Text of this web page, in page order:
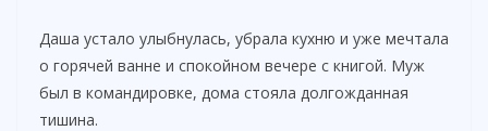
Даша устало улыбнулась, убрала кухню и уже мечтала
о горячей ванне и спокойном вечере с книгой. Муж
был в командировке, дома стояла долгожданная
тишина.